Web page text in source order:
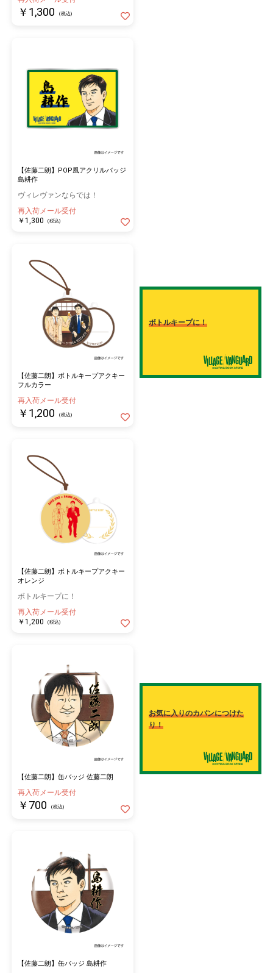
￥1,300 (税込)
【佐藤二朗】POP風アクリルバッジ
島耕作
ヴィレヴァンならでは！
再入荷メール受付
￥1,300
(税込)
【佐藤二朗】ボトルキープアクキー
フルカラー
再入荷メール受付
￥1,200 (税込)
ボトルキープに！
【佐藤二朗】ボトルキープアクキー
オレンジ
ボトルキープに！
再入荷メール受付
￥1,200
(税込)
【佐藤二朗】缶バッジ 佐藤二朗
再入荷メール受付
￥700 (税込)
お気に入りのカバンにつけた
り！
【佐藤二朗】缶バッジ 島耕作